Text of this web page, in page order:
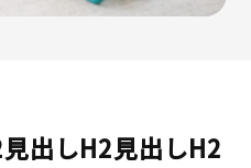
出しH2見出しH2